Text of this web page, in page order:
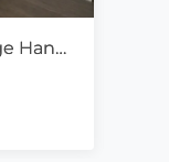
Möbliertes Büro in Bestlage Hannover-Mitte | 28m2, sofort verfügbar